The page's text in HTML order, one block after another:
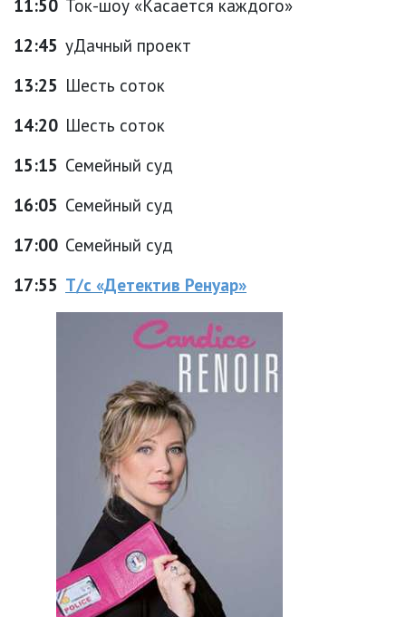
11:50 Ток-шоу «Касается каждого»
12:45 уДачный проект
13:25 Шесть соток
14:20 Шесть соток
15:15 Семейный суд
16:05 Семейный суд
17:00 Семейный суд
17:55 Т/с «Детектив Ренуар»